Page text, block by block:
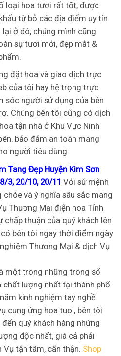
loại hoa tươi rất tốt, được
từ bỏ các địa điểm uy tín
ở đó, chúng mình cũng
sự tươi mới, đẹp mắt &
đặt hoa và giao dịch trực
của tôi hay hệ trọng trực
sóc người sử dụng của bên
Chúng bên tôi cũng có dịch
tận nhà ở Khu Vực Ninh
bảo đảm an toàn mang
người tiêu dùng.
Tang Đẹp Huyện Kim Sơn
3, 20/10, 20/11 Với sứ mệnh
và ý nghĩa sâu sắc mang
Thương Mại điện hoa Tỉnh
chấp thuận của quý khách lên
bên tôi ngay thời điểm ngày
Thương Mại & dịch Vụ
một trong những trong số
lượng nhất tại thành phố
kinh nghiệm tay nghề
cung ứng hoa tuoi, bên tôi
quý khách hàng những
độc nhất, giá cả phải
Vụ tận tâm, cẩn thận. Shop